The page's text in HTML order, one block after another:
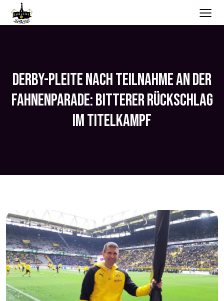
≡
DERBY-PLEITE NACH TEILNAHME AN DER
FAHNENPARADE: BITTERER RÜCKSCHLAG
IM TITELKAMPF